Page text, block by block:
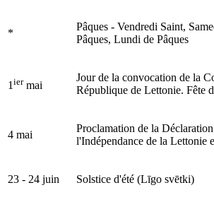
*
Pâques - Vendredi Saint,
Pâques, Lundi de Pâques
1iermai
Jour de la convocation de la
République de Lettonie. Fête
4 mai
Proclamation de la
l'Indépendance de la Lettonie
23 - 24 juin Solstice d'été (Līgo svētki)